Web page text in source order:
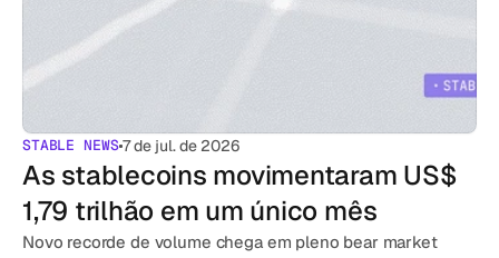
STABLE NEWS7 de jul. de 2026
As stablecoins movimentaram US$
1,79 trilhão em um único mês
Novo recorde de volume chega em pleno bear market